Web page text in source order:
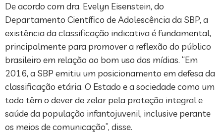
De acordo com dra. Evelyn Eisenstein, do
Departamento Científico de Adolescência da SBP, a
existência da classificação indicativa é fundamental,
principalmente para promover a reflexão do público
brasileiro em relação ao bom uso das mídias. “Em
2016, a SBP emitiu um posicionamento em defesa da
classificação etária. O Estado e a sociedade como um
todo têm o dever de zelar pela proteção integral e
saúde da população infantojuvenil, inclusive perante
os meios de comunicação”, disse.